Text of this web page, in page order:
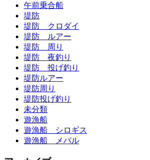
午前乗合船
堤防
堤防 クロダイ
堤防 ルアー
堤防 周り
堤防 夜釣り
堤防 投げ釣り
堤防ルアー
堤防周り
堤防投げ釣り
未分類
遊漁船
遊漁船 シロギス
遊漁船 メバル